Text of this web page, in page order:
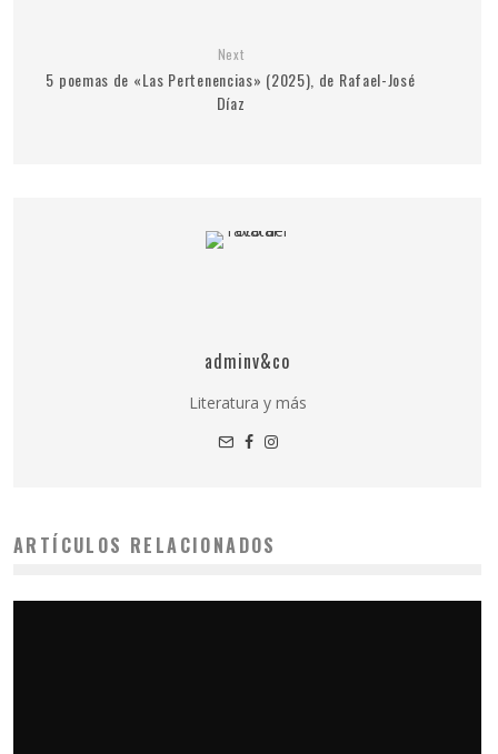
Next
5 poemas de «Las Pertenencias» (2025), de Rafael-José
Díaz
adminv&co
Literatura y más
ARTÍCULOS RELACIONADOS